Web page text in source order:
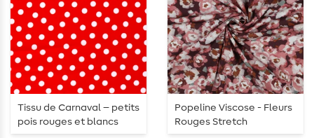
Tissu de Carnaval – petits
pois rouges et blancs
Popeline Viscose - Fleurs
Rouges Stretch